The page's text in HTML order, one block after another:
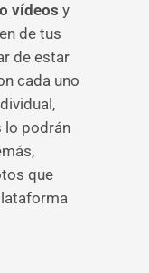
vídeos y
de tus
de estar
cada uno
lo podrán
que